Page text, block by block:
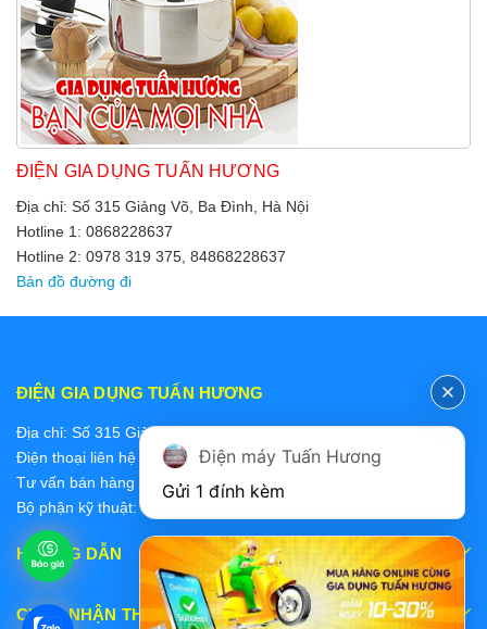
ĐIỆN GIA DỤNG TUẤN HƯƠNG
Địa chỉ: Số 315 Giảng Võ, Ba Đình, Hà Nội
Hotline 1: 0868228637
Hotline 2: 0978 319 375, 84868228637
Bản đồ đường đi
ĐIỆN GIA DỤNG TUẤN HƯƠNG
Địa chỉ: Số 315 Giảng Võ, Ba Đình, Hà Nội
Điện thoại liên hệ các bộ phận:
Tư vấn bán hàng 2: 0868228637
Bộ phận kỹ thuật: 0978 319 375
HƯỚNG DẪN
CHẤP NHẬN THANH TOÁN
Điện máy Tuấn Hương
Gửi 1 đính kèm